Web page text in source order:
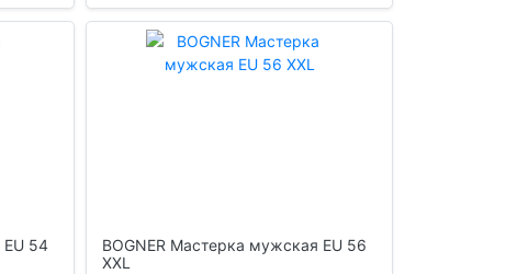
BOGNER Мастерка мужская EU 56
XXL